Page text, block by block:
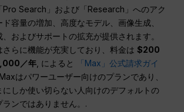
Pro Search」および「Research」へのアク
容量の増加、高度なモデル、画像生成、
およびサポートの拡充が提供されます。
さらに機能が充実しており、料金は$200
／年 , によると
「Max」公式請求ガイ
はパワーユーザー向けのプランであり、
にしか使い切らない人向けのデフォルトの
ンではありません。.